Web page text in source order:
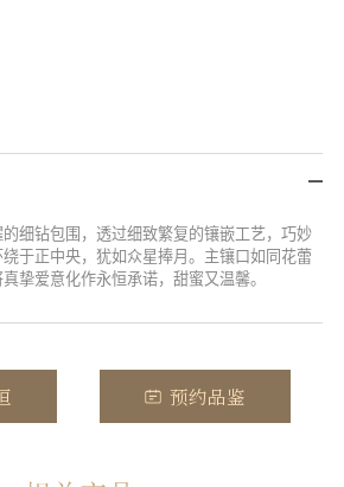
细钻包围，透过细致繁复的镶嵌工艺，巧妙
于正中央，犹如众星捧月。主镶口如同花蕾
挚爱意化作永恒承诺，甜蜜又温馨。
预约品鉴